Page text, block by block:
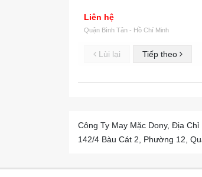
Liên hệ
Quận Bình Tân - Hồ Chí Minh
Lùi lại Tiếp theo
Công Ty May Mặc Dony, Địa
142/4 Bàu Cát 2, Phường 12,